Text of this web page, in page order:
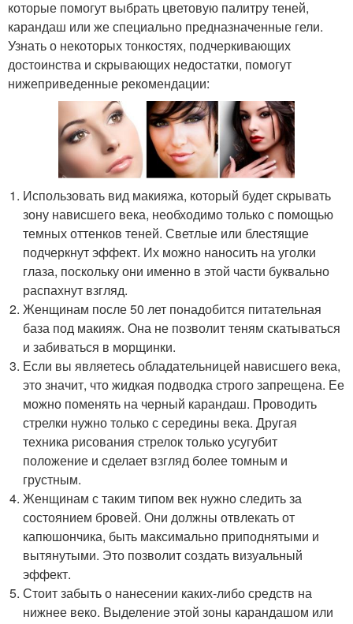
которые помогут выбрать цветовую палитру теней,
карандаш или же специально предназначенные гели.
Узнать о некоторых тонкостях, подчеркивающих
достоинства и скрывающих недостатки, помогут
нижеприведенные рекомендации:
Использовать вид макияжа, который будет скрывать
зону нависшего века, необходимо только с помощью
темных оттенков теней. Светлые или блестящие
подчеркнут эффект. Их можно наносить на уголки
глаза, поскольку они именно в этой части буквально
распахнут взгляд.
Женщинам после 50 лет понадобится питательная
база под макияж. Она не позволит теням скатываться
и забиваться в морщинки.
Если вы являетесь обладательницей нависшего века,
это значит, что жидкая подводка строго запрещена. Ее
можно поменять на черный карандаш. Проводить
стрелки нужно только с середины века. Другая
техника рисования стрелок только усугубит
положение и сделает взгляд более томным и
грустным.
Женщинам с таким типом век нужно следить за
состоянием бровей. Они должны отвлекать от
капюшончика, быть максимально приподнятыми и
вытянутыми. Это позволит создать визуальный
эффект.
Стоит забыть о нанесении каких-либо средств на
нижнее веко. Выделение этой зоны карандашом или